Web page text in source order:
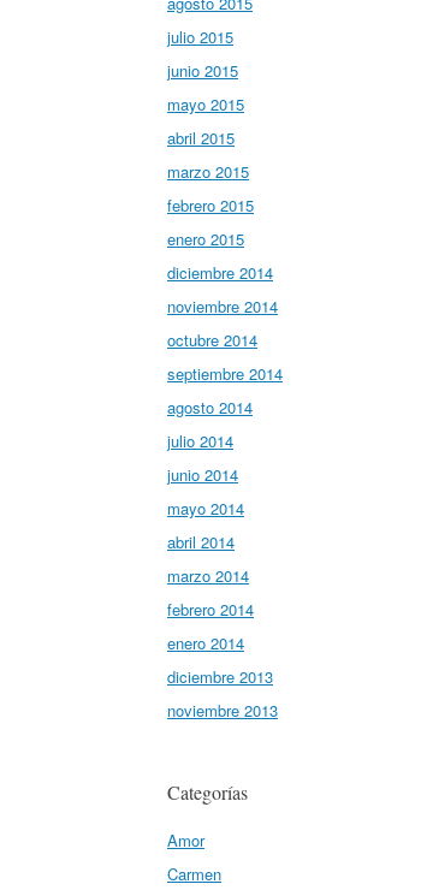
julio 2015
junio 2015
mayo 2015
abril 2015
marzo 2015
febrero 2015
enero 2015
diciembre 2014
noviembre 2014
octubre 2014
septiembre 2014
agosto 2014
julio 2014
junio 2014
mayo 2014
abril 2014
marzo 2014
febrero 2014
enero 2014
diciembre 2013
noviembre 2013
Categorías
Amor
Carmen